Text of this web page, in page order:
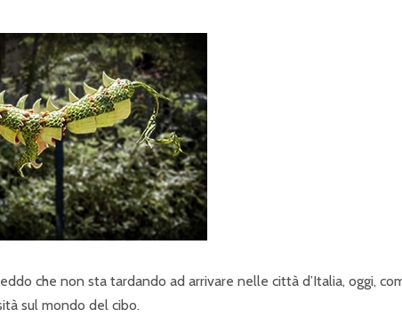
P
A
L
E
che non sta tardando ad arrivare nelle città d’Italia, oggi,
sul mondo del cibo.